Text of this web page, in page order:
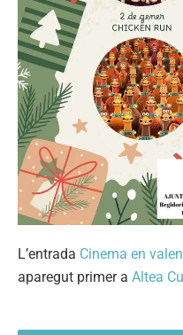
L’entrada Cinema en
aparegut primer a Altea